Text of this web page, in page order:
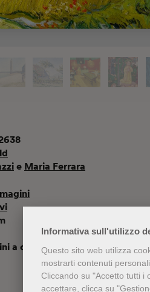
Informativa sull'utilizzo
Questo sito web utilizza
mostrarti contenuti
Cliccando su "Accetto tutti i
accettare, clicca su
Maria Ferrara
a colori